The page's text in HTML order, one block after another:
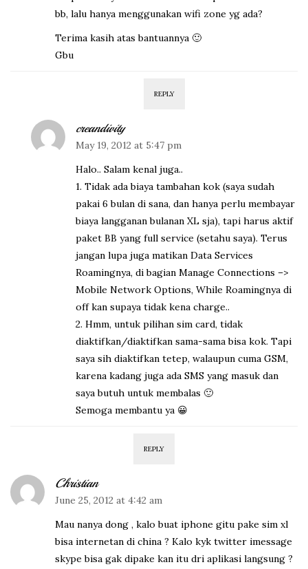
bb, lalu hanya menggunakan wifi zone yg ada?
Terima kasih atas bantuannya 🙂
Gbu
REPLY
creandivity
May 19, 2012 at 5:47 pm
Halo.. Salam kenal juga..
1. Tidak ada biaya tambahan kok (saya sudah
pakai 6 bulan di sana, dan hanya perlu membayar
biaya langganan bulanan XL sja), tapi harus aktif
paket BB yang full service (setahu saya). Terus
jangan lupa juga matikan Data Services
Roamingnya, di bagian Manage Connections –>
Mobile Network Options, While Roamingnya di
off kan supaya tidak kena charge..
2. Hmm, untuk pilihan sim card, tidak
diaktifkan/diaktifkan sama-sama bisa kok. Tapi
saya sih diaktifkan tetep, walaupun cuma GSM,
karena kadang juga ada SMS yang masuk dan
saya butuh untuk membalas 🙂
Semoga membantu ya 😀
REPLY
Christian
June 25, 2012 at 4:42 am
Mau nanya dong , kalo buat iphone gitu pake sim xl
bisa internetan di china ? Kalo kyk twitter imessage
skype bisa gak dipake kan itu dri aplikasi langsung ?